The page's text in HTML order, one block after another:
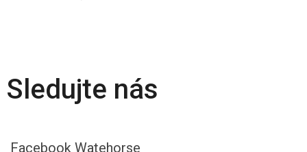
Sledujte nás
Facebook Watehorse